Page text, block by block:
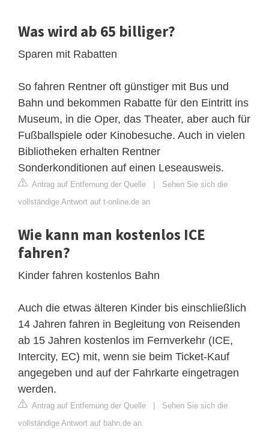
Was wird ab 65 billiger?
Sparen mit Rabatten
So fahren Rentner oft günstiger mit Bus und
Bahn und bekommen Rabatte für den Eintritt ins
Museum, in die Oper, das Theater, aber auch für
Fußballspiele oder Kinobesuche. Auch in vielen
Bibliotheken erhalten Rentner
Sonderkonditionen auf einen Leseausweis.
Antrag auf Entfernung der Quelle | Sehen Sie sich die
vollständige Antwort auf t-online.de an
Wie kann man kostenlos ICE
fahren?
Kinder fahren kostenlos Bahn
Auch die etwas älteren Kinder bis einschließlich
14 Jahren fahren in Begleitung von Reisenden
ab 15 Jahren kostenlos im Fernverkehr (ICE,
Intercity, EC) mit, wenn sie beim Ticket-Kauf
angegeben und auf der Fahrkarte eingetragen
werden.
Antrag auf Entfernung der Quelle | Sehen Sie sich die
vollständige Antwort auf bahn.de an